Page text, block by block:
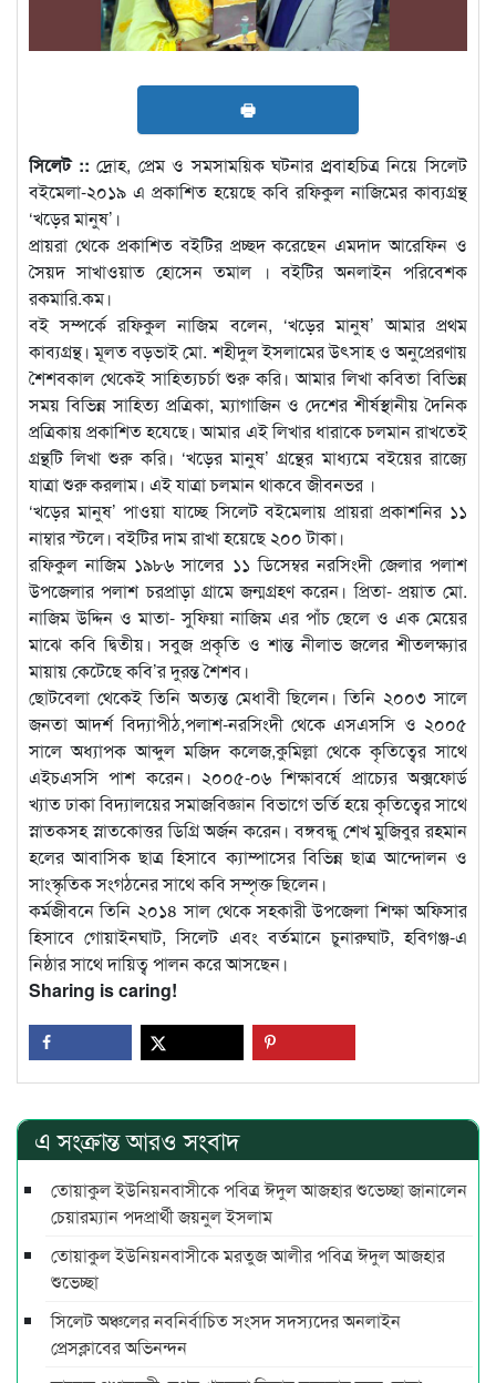
🖶
সিলেট :: দ্রোহ, প্রেম ও সমসাময়িক ঘটনার প্র্রবাহচিত্র নিয়ে সিলেট
বইমেলা-২০১৯ এ প্রকাশিত হয়েছে কবি রফিকুল নাজিমের কাব্যগ্রন্থ
‘খড়ের মানুষ’।
প্রায়রা থেকে প্রকাশিত বইটির প্রচ্ছদ করেছেন এমদাদ আরেফিন ও
সৈয়দ সাখাওয়াত হোসেন তমাল । বইটির অনলাইন পরিবেশক
রকমারি.কম।
বই সম্পর্কে রফিকুল নাজিম বলেন, ‘খড়ের মানুষ’ আমার প্রথম
কাব্যগ্রন্থ। মূলত বড়ভাই মো. শহীদুল ইসলামের উৎসাহ ও অনুপ্রেরণায়
শৈশবকাল থেকেই সাহিত্যচর্চা শুরু করি। আমার লিখা কবিতা বিভিন্ন
সময় বিভিন্ন সাহিত্য প্রত্রিকা, ম্যাগাজিন ও দেশের শীর্ষস্থানীয় দৈনিক
প্রত্রিকায় প্রকাশিত হযেছে। আমার এই লিখার ধারাকে চলমান রাখতেই
গ্রন্থটি লিখা শুরু করি। ‘খড়ের মানুষ’ গ্রন্থের মাধ্যমে বইয়ের রাজ্যে
যাত্রা শুরু করলাম। এই যাত্রা চলমান থাকবে জীবনভর ।
‘খড়ের মানুষ’ পাওয়া যাচ্ছে সিলেট বইমেলায় প্রায়রা প্রকাশনির ১১
নাম্বার স্টলে। বইটির দাম রাখা হয়েছে ২০০ টাকা।
রফিকুল নাজিম ১৯৮৬ সালের ১১ ডিসেম্বর নরসিংদী জেলার পলাশ
উপজেলার পলাশ চরপ্রাড়া গ্রামে জন্মগ্রহণ করেন। প্রিতা- প্রয়াত মো.
নাজিম উদ্দিন ও মাতা- সুফিয়া নাজিম এর পাঁচ ছেলে ও এক মেয়ের
মাঝে কবি দ্বিতীয়। সবুজ প্রকৃতি ও শান্ত নীলাভ জলের শীতলক্ষ্যার
মায়ায় কেটেছে কবি’র দুরন্ত শৈশব।
ছোটবেলা থেকেই তিনি অত্যন্ত মেধাবী ছিলেন। তিনি ২০০৩ সালে
জনতা আদর্শ বিদ্যাপীঠ,পলাশ-নরসিংদী থেকে এসএসসি ও ২০০৫
সালে অধ্যাপক আব্দুল মজিদ কলেজ,কুমিল্লা থেকে কৃতিত্বের সাথে
এইচএসসি পাশ করেন। ২০০৫-০৬ শিক্ষাবর্ষে প্রাচ্যের অক্সফোর্ড
খ্যাত ঢাকা বিদ্যালয়ের সমাজবিজ্ঞান বিভাগে ভর্তি হয়ে কৃতিত্বের সাথে
স্নাতকসহ স্নাতকোত্তর ডিগ্রি অর্জন করেন। বঙ্গবন্ধু শেখ মুজিবুর রহমান
হলের আবাসিক ছাত্র হিসাবে ক্যাম্পাসের বিভিন্ন ছাত্র আন্দোলন ও
সাংস্কৃতিক সংগঠনের সাথে কবি সম্পৃক্ত ছিলেন।
কর্মজীবনে তিনি ২০১৪ সাল থেকে সহকারী উপজেলা শিক্ষা অফিসার
হিসাবে গোয়াইনঘাট, সিলেট এবং বর্তমানে চুনারুঘাট, হবিগঞ্জ-এ
নিষ্ঠার সাথে দায়িত্ব পালন করে আসছেন।
Sharing is caring!
এ সংক্রান্ত আরও সংবাদ
তোয়াকুল ইউনিয়নবাসীকে পবিত্র ঈদুল আজহার শুভেচ্ছা জানালেন
চেয়ারম্যান পদপ্রার্থী জয়নুল ইসলাম
তোয়াকুল ইউনিয়নবাসীকে মরতুজ আলীর পবিত্র ঈদুল আজহার
শুভেচ্ছা
সিলেট অঞ্চলের নবনির্বাচিত সংসদ সদস্যদের অনলাইন
প্রেসক্লাবের অভিনন্দন